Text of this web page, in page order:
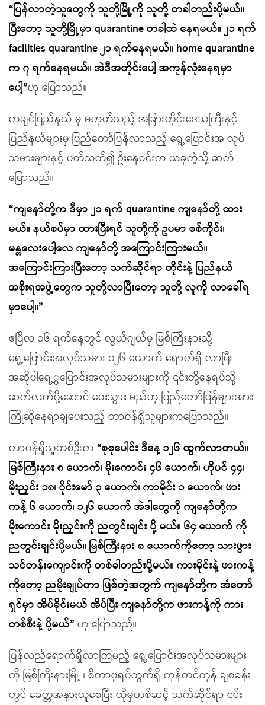
“ပြန်လာတဲ့သူတွေကို သူတို့မြို့ကို သူတို့ တခါတည်းပို့မယ်။
ပြီးတော့ သူတို့မြို့မှာ quarantine တခါထဲ နေရမယ်။ ၂၁ ရက်
facilities quarantine ၂၁ ရက်နေရမယ်။ home quarantine
က ၇ ရက်နေရမယ်။ အဲဒီအတိုင်းပေါ့ အကုန်လုံးနေရမှာ
ပေါ့”ဟု ပြောသည်။
ကချင်ပြည်နယ် မှ မဟုတ်သည့် အခြားတိုင်းဒေသကြီးနှင့်
ပြည်နယ်များမှ ပြည်တော်ပြန်လာသည့် ရွေ့ပြောင်းအ လုပ်
သမားများနှင့် ပတ်သက်၍ ဦးနေဝင်းက ယခုကဲ့သို့ ဆက်
ပြောသည်။
“ကျနော်တို့က ဒီမှာ ၂၁ ရက် quarantine ကျနော်တို့ ထား
မယ်။ နယ်စပ်မှာ ထားပြီးရင် သူတို့ကို ဥပမာ စစ်ကိုင်း၊
မန္တလေးပေါ့လေ ကျနော်တို့ အကြောင်းကြားမယ်။
အကြောင်းကြားပြီးတော့ သက်ဆိုင်ရာ တိုင်းနဲ့ ပြည်နယ်
အစိုးရအဖွဲ့တွေက သူတို့လာပြီးတော့ သူတို့ လူကို လာခေါ်ရ
မှာပေါ့။”
ဧပြီလ ၁၆ ရက်နေ့တွင် လွယ်ဂျယ်မှ မြစ်ကြီးနားသို့
ရွှေ့ပြောင်းအလုပ်သမား ၁၂၆ ယောက် ရောက်ရှိ လာပြီး
အဆိုပါရေ့ွှပြောင်းအလုပ်သမားများကို ၎င်းတို့နေရပ်သို့
ဆက်လက်ပို့ဆောင် ပေးသွား မည်ဟု ပြည်တော်ပြန်များအား
ကြိုဆိုနေရာချပေးသည့် တာဝန်ရှိသူများကပြောသည်။
တာဝန်ရှိသူတစ်ဦးက “စုစုပေါင်း ဒီနေ့ ၁၂၆ ထွက်လာတယ်။
မြစ်ကြီးနား ၈ ယောက်၊ မိုးကောင်း ၄၆ ယောက်၊ ဟိုပင် ၄၄၊
မိုးညှင်း ၁၈၊ ဝိုင်းမော် ၃ ယောက်၊ ကာမိုင်း ၁ ယောက်၊ ဖား
ကန့် ၆ ယောက်၊ ၁၂၆ ယောက် အဲဒါတွေကို ကျနော်တို့က
မိုးကောင်း မိုးညှင်းကို ညတွင်းချင်း ပို့ မယ်။ ၆၄ ယောက် ကို
ညတွင်းချင်းပို့မယ်။ မြစ်ကြီးနား ၈ ယောက်ကိုတော့ သားဖွား
သင်တန်းကျောင်းကို တစ်ခါတည်းပို့မယ်။ ကားမိုင်းနဲ့ ဖားကန့်
ကိုတော့ ညမိုးချုပ်တာ ဖြစ်တဲ့အတွက် ကျနော်တို့က အံတော်
ရှင်မှာ အိပ်ခိုင်းမယ် အိပ်ပြီး ကျနော်တို့က ဖားကန့်ကို ကား
တစ်စီးနဲ့ ပို့မယ်” ဟု ပြောသည်။
ပြန်လည်ရောက်ရှိလာကြမည့် ရွေ့ပြောင်းအလုပ်သမားများ
ကို မြစ်ကြီးနားမြို့ ၊ စီတာပူရပ်ကွက်ရှိ ကုန်တင်ကုန် ချစခန်း
တွင် ခေတ္တအနားယူစေပြီး ထိုမှတစ်ဆင့် သက်ဆိုင်ရာ ၎င်း